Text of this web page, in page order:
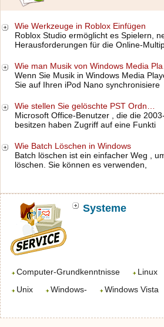
Wie Werkzeuge in Roblox Einfügen
Roblox Studio ermöglicht es Spielern,
Herausforderungen für die Online-
Wie man Musik von Windows Media
Wenn Sie Musik in Windows Media
Sie auf Ihren iPod Nano synchronisiere
Wie stellen Sie gelöschte PST Ordn…
Microsoft Office-Benutzer , die die
besitzen haben Zugriff auf eine Funkti
Wie Batch Löschen in Windows
Batch löschen ist ein einfacher Weg ,
löschen. Sie können es verwenden,
Systeme
Computer-Grundkenntnisse Linux
Unix
Windows- Windows Vista